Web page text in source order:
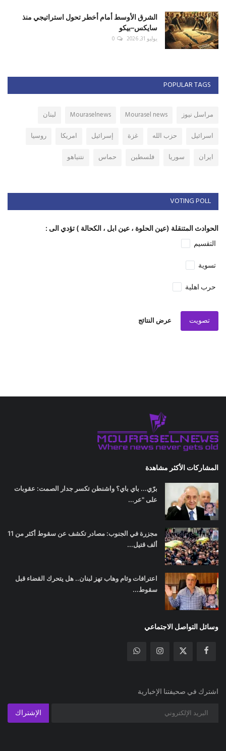
الشرق الأوسط أمام أخطر تحول استراتيجي منذ
سايكس–بيكو
يوليو 31, 2026 0
POPULAR TAGS
مراسل نيوز Mourasel news
Mouraselnews
لبنان
اسرائيل
حزب الله غزة إسرائيل امريكا
روسيا
ايران
سوريا فلسطين حماس نتنياهو
VOTING POLL
الحوادث المتنقلة (عين الحلوة ، عين ابل ، الكحالة ) تؤدي الى :
التقسيم
تسوية
حرب اهلية
تصويت عرض النتائج
المشاركات الأكثر مشاهدة
برّي... باي باي؟ واشنطن تكسر جدار الصمت: عقوبات
على "عر...
مجزرة في الجنوب: مصادر تكشف عن سقوط أكثر من 11
ألف قتيل...
اعترافات وئام وهاب تهز لبنان.. هل يتحرك القضاء قبل
سقوط...
وسائل التواصل الاجتماعي
اشترك في صحيفتنا الإخبارية
الإشتراك